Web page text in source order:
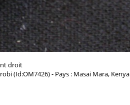
droit
(Id:OM7426) - Pays : Masai Mara, Kenya